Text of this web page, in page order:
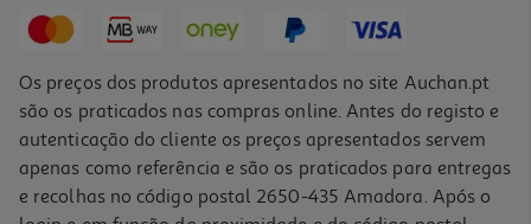
Os preços dos produtos apresentados no site Auchan.pt
são os praticados nas compras online. Antes do registo e
autenticação do cliente os preços apresentados servem
apenas como referência e são os praticados para entregas
e recolhas no código postal 2650-435 Amadora. Após o